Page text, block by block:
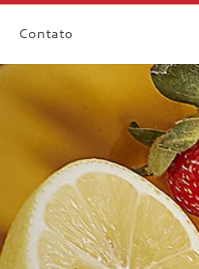
Contato